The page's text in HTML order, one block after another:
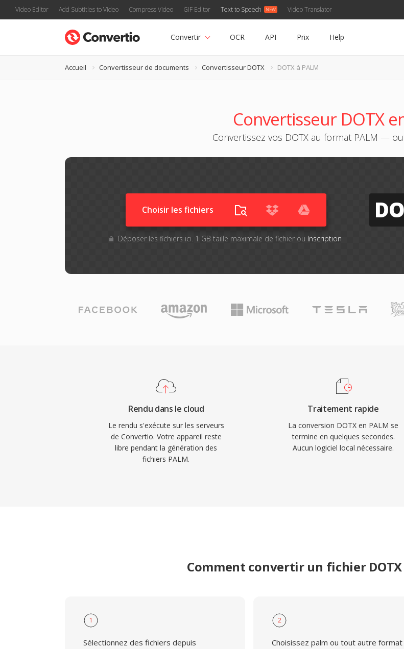
Video Editor Add Subtitles to Video Compress Video GIF Editor Text to Speech Video Translator
Convertir OCR API Prix Help
Accueil Convertisseur de documents Convertisseur DOTX DOTX à PALM
Convertisseur DOTX
Convertissez vos DOTX au format PALM —
Choisir les fichiers
Déposer les fichiers ici. 1 GB taille maximale de fichier ou Inscription
Rendu dans le cloud
Le rendu s'exécute sur les serveurs
de Convertio. Votre appareil reste
libre pendant la génération des
fichiers PALM.
Traitement rapide
La conversion DOTX en PALM se
termine en quelques secondes.
Aucun logiciel local nécessaire.
Comment convertir un fichier
1
Sélectionnez des fichiers depuis
2
Choisissez palm ou tout autre format